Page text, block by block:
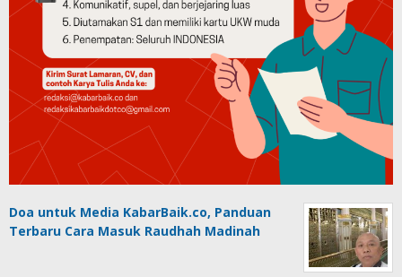
Doa untuk Media KabarBaik.co, Panduan
Terbaru Cara Masuk Raudhah Madinah